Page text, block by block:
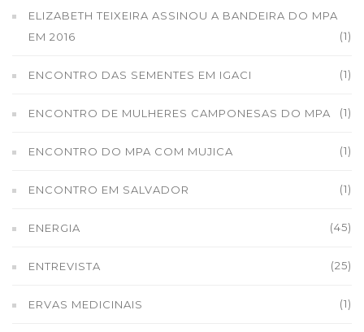
ELIZABETH TEIXEIRA ASSINOU A BANDEIRA DO MPA
EM 2016
(1)
ENCONTRO DAS SEMENTES EM IGACI (1)
ENCONTRO DE MULHERES CAMPONESAS DO MPA (1)
ENCONTRO DO MPA COM MUJICA (1)
ENCONTRO EM SALVADOR (1)
ENERGIA (45)
ENTREVISTA (25)
ERVAS MEDICINAIS (1)